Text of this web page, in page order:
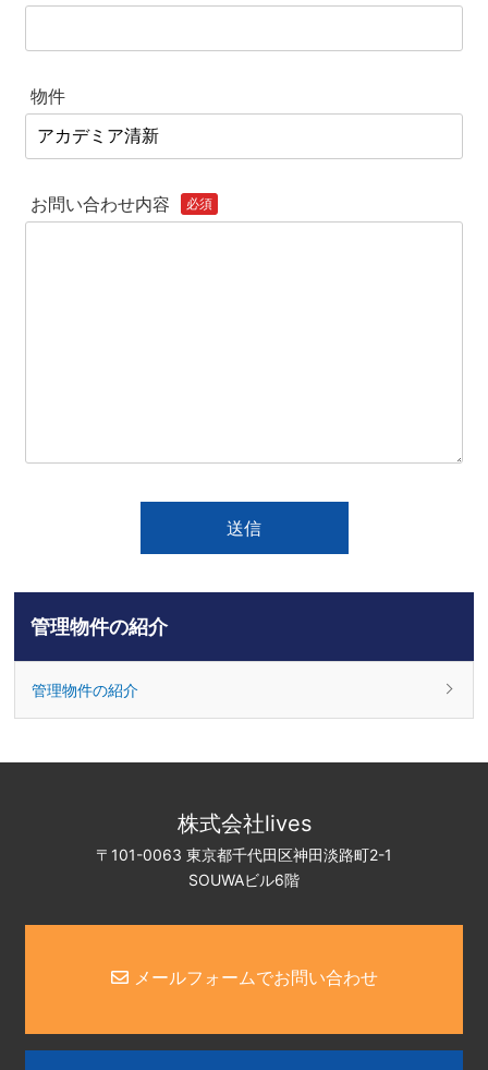
物件
お問い合わせ内容 必須
管理物件の紹介
管理物件の紹介
株式会社lives
〒101-0063 東京都千代田区神田淡路町2-1
SOUWAビル6階
メールフォームでお問い合わせ